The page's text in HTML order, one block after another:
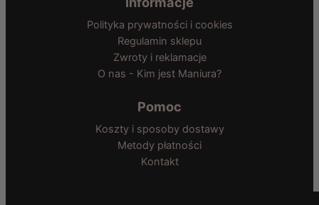
Polityka prywatności i cookies
Regulamin sklepu
Zwroty i reklamacje
O nas - Kim jest Maniura?
Pomoc
Koszty i sposoby dostawy
Metody płatności
Kontakt